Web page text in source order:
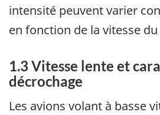
intensité peuvent varier
en fonction de la vitesse
1.3 Vitesse lente et
décrochage
Les avions volant à basse